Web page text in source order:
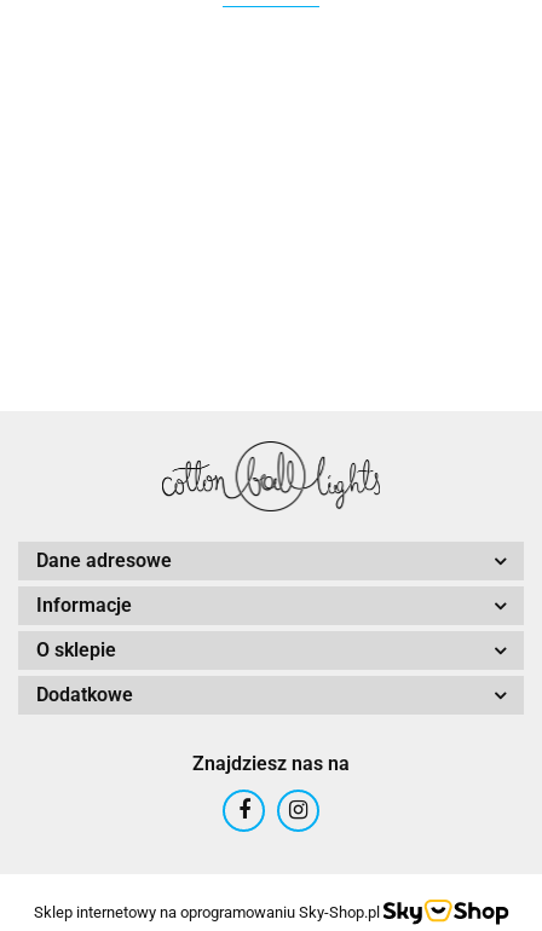
Dane adresowe
Informacje
O sklepie
Dodatkowe
Znajdziesz nas na
Sklep internetowy na oprogramowaniu Sky-Shop.pl